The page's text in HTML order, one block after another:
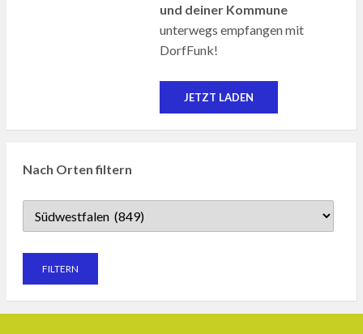
und deiner Kommune
unterwegs empfangen mit
DorfFunk!
JETZT LADEN
Nach Orten filtern